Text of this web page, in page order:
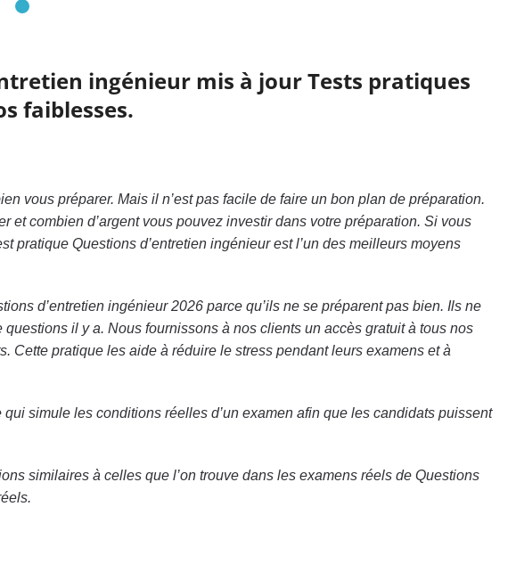
ingénieur mis à jour Tests pratiques
faiblesses.
vous préparer. Mais il n’est pas facile de faire un bon plan de préparation.
combien d’argent vous pouvez investir dans votre préparation. Si vous
pratique Questions d’entretien ingénieur est l’un des meilleurs moyens
d’entretien ingénieur 2026 parce qu’ils ne se préparent pas bien. Ils ne
il y a. Nous fournissons à nos clients un accès gratuit à tous nos
Cette pratique les aide à réduire le stress pendant leurs examens et à
simule les conditions réelles d’un examen afin que les candidats puissent
similaires à celles que l’on trouve dans les examens réels de Questions